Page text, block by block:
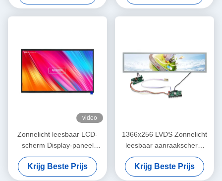
video
Zonnelicht leesbaar LCD-
scherm Display-paneel
Aanraakscherm 13,3 inch
Op maat
Krijg Beste Prijs
1366x256 LVDS Zonnelicht
leesbaar aanraakscherm
TFT LCD Display Panel 28
inch
Krijg Beste Prijs